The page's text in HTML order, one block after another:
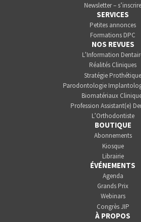
Newsletter – s’inscrire
SERVICES
Petites annonces
Formations DPC
NOS REVUES
L’Information
Réalités Cliniques
Stratégie Prothétique
Parodontologie
Biomatériaux
Profession Assistant(e)
L’Orthodontiste
BOUTIQUE
Abonnements
Kiosque
Librairie
ÉVÉNEMENTS
Agenda
Grands Prix
Webinars
Congrès JIP
À PROPOS